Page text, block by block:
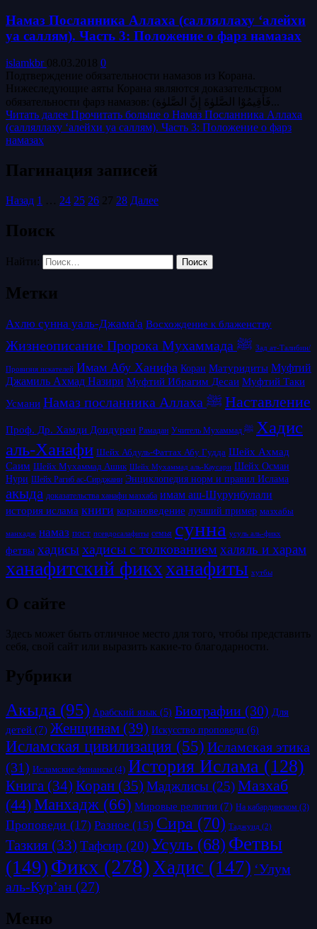
Намаз Посланника Аллаха (салляллаху ‘алейхи
уа саллям). Часть 3: Положение о фарз намазах
islamkbr 08.03.2018 0
Подтверждение обязательности намазов из Корана.
Нижеследующие аяты Корана являются доказательством
Читать далее Прочитать больше о Намаз Посланника Аллаха
(салляллаху ‘алейхи уа саллям). Часть 3: Положение о фарз
намазах
Пагинация записей
Назад 1 … 24 25 26 27 28 Далее
Поиск
Найти:
Метки
Ахлю сунна уаль-Джама'а Восхождение к блаженству
Жизнеописание Пророка Мухаммада ﷺ Зад ат-Талибин/
Провизия искателей Имам Абу Ханифа Коран Матуридиты Муфтий
Джамиль Ахмад Назири Муфтий Ибрагим Десаи Муфтий Таки
Усмани
Намаз посланника Аллаха ﷺ Наставление
Проф. Др. Хамди Дондурен Рамадан Учитель Мухаммад ﷺ Хадис
аль-Ханафи Шейх Абдуль-Фаттах Абу Гудда Шейх Ахмад
Саим Шейх Мухаммад Ашик Шейх Мухаммад аль-Каусари Шейх Осман
Нури Шейх Рагиб ас-Сирджани Энциклопедия норм и правил Ислама
акыда доказательства ханафи мазхаба имам аш-Шурунбулали
история ислама книги корановедение лучший пример мазхабы
манхадж намаз пост псевдосалафиты семья сунна усуль аль-фикх
фетвы хадисыхадисы с толкованием халяль и харам
ханафитский фикхханафиты хутбы
О сайте
Здесь может быть отличное место для того, чтобы представить
себя, свой сайт или выразить какие-то благодарности.
Рубрики
Акыда (95) Арабский язык (5) Биографии (30) Для
детей (7) Женщинам (39) Искусство проповеди (6)
Исламская цивилизация (55) Исламская этика
(31) Исламские финансы (4) История Ислама (128)
Книга (34) Коран (35) Маджлисы (25)Мазхаб
(44)Манхадж (66) Мировые религии (7) На кабардинском (3)
Проповеди (17) Разное (15) Сира (70) Таджуид (2)
Тазкия (33) Тафсир (20)Усуль (68) Фетвы
(149) Фикх (278)Хадис (147) ‘Улум
аль-Кур’ан (27)
Меню